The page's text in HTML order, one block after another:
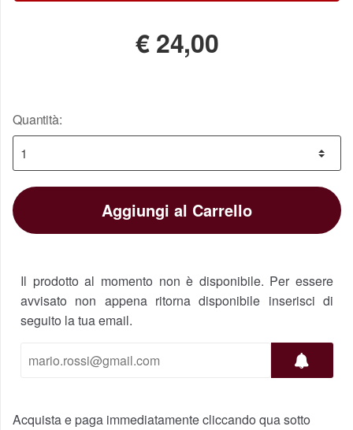
€24,00
Quantità:
Aggiungi al Carrello
Il prodotto al momento non è disponibile. Per essere
avvisato non appena ritorna disponibile inserisci di
seguito la tua email.
Acquista e paga immediatamente cliccando qua sotto